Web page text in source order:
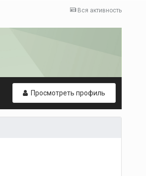
Вся активность
Просмотреть профиль